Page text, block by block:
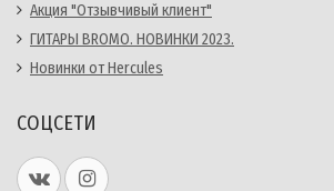
Акция "Отзывчивый клиент"
ГИТАРЫ BROMO. НОВИНКИ 2023.
Новинки от Hercules
СОЦСЕТИ